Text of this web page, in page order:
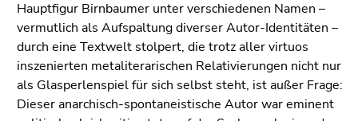
Hauptfigur Birnbaumer unter verschiedenen Namen –
vermutlich als Aufspaltung diverser Autor-Identitäten –
durch eine Textwelt stolpert, die trotz aller virtuos
inszenierten metaliterarischen Relativierungen nicht nur
als Glasperlenspiel für sich selbst steht, ist außer Frage:
Dieser anarchisch-spontaneistische Autor war eminent